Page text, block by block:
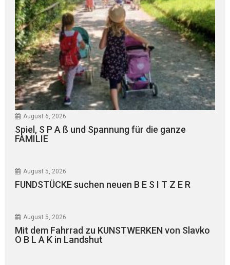
August 6, 2026
Spiel, S P A ß und Spannung für die ganze
FAMILIE
August 5, 2026
FUNDSTÜCKE suchen neuen B E S I T Z E R
August 5, 2026
Mit dem Fahrrad zu KUNSTWERKEN von Slavko
O B L A K in Landshut